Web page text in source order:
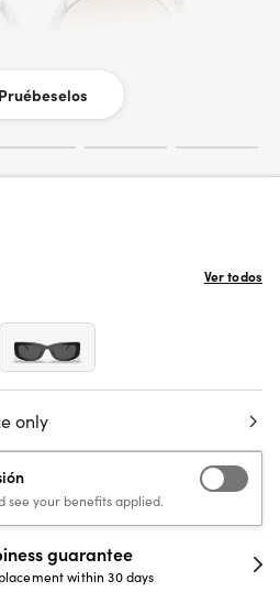
Pruébeselos
Ver todos
only
see your benefits applied.
guarantee
within 30 days